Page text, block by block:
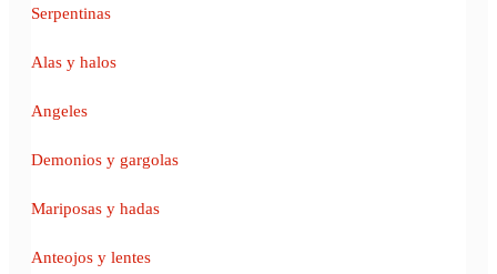
Serpentinas
Alas y halos
Angeles
Demonios y gargolas
Mariposas y hadas
Anteojos y lentes